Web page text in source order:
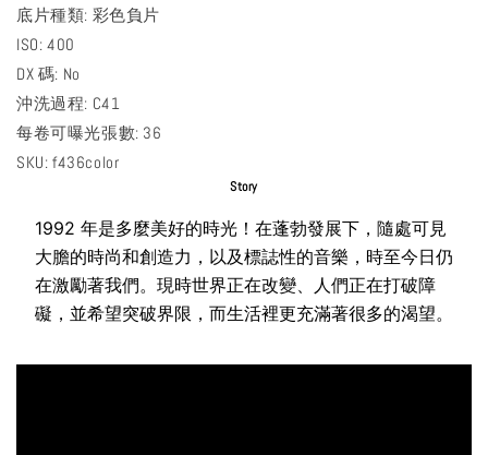
底片種類: 彩色負片
ISO: 400
DX 碼: No
沖洗過程: C41
每卷可曝光張數: 36
SKU: f436color
Story
1992 年是多麼美好的時光！在蓬勃發展下，隨處可見
大膽的時尚和創造力，以及標誌性的音樂，時至今日仍
在激勵著我們。現時世界正在改變、人們正在打破障
礙，並希望突破界限，而生活裡更充滿著很多的渴望。